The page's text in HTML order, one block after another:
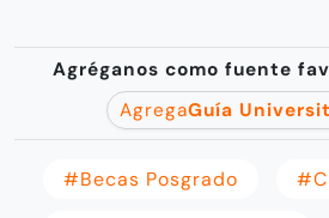
Agréganos como fuente
AgregaGuía
#becas Posgrado